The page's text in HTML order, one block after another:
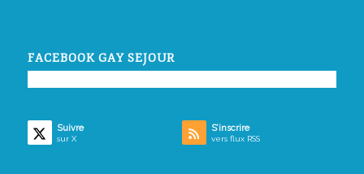
FACEBOOK GAY SEJOUR
Suivre
sur X
S’inscrire
vers flux RSS